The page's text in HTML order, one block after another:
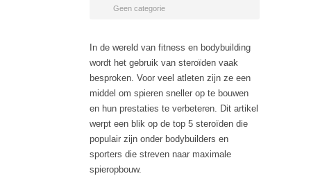
Geen categorie
In de wereld van fitness en bodybuilding
wordt het gebruik van steroïden vaak
besproken. Voor veel atleten zijn ze een
middel om spieren sneller op te bouwen
en hun prestaties te verbeteren. Dit artikel
werpt een blik op de top 5 steroïden die
populair zijn onder bodybuilders en
sporters die streven naar maximale
spieropbouw.